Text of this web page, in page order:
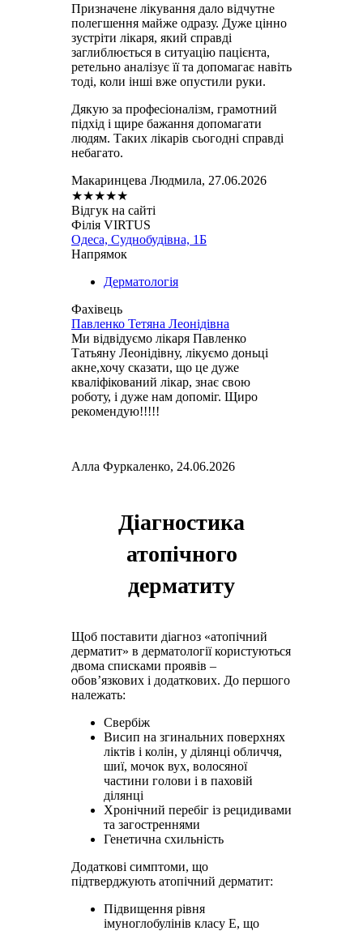
Призначене лікування дало відчутне
полегшення майже одразу. Дуже цінно
зустріти лікаря, який справді
заглиблюється в ситуацію пацієнта,
ретельно аналізує її та допомагає навіть
тоді, коли інші вже опустили руки.
Дякую за професіоналізм, грамотний
підхід і щире бажання допомагати
людям. Таких лікарів сьогодні справді
небагато.
Макаринцева Людмила, 27.06.2026
★★★★★
Відгук на сайті
Філія VIRTUS
Одеса, Суднобудівна, 1Б
Напрямок
Дерматологія
Фахівець
Павленко Тетяна Леонідівна
Ми відвідуємо лікаря Павленко
Татьяну Леонідівну, лікуємо доньці
акне,хочу сказати, що це дуже
кваліфікований лікар, знає свою
роботу, і дуже нам допоміг. Щиро
рекомендую!!!!!
Алла Фуркаленко, 24.06.2026
Діагностика
атопічного
дерматиту
Щоб поставити діагноз «атопічний
дерматит» в дерматології користуються
двома списками проявів –
обов’язкових і додаткових. До першого
належать:
Свербіж
Висип на згинальних поверхнях
ліктів і колін, у ділянці обличчя,
шиї, мочок вух, волосяної
частини голови і в паховій
ділянці
Хронічний перебіг із рецидивами
та загостреннями
Генетична схильність
Додаткові симптоми, що
підтверджують атопічний дерматит:
Підвищення рівня
імуноглобулінів класу Е, що